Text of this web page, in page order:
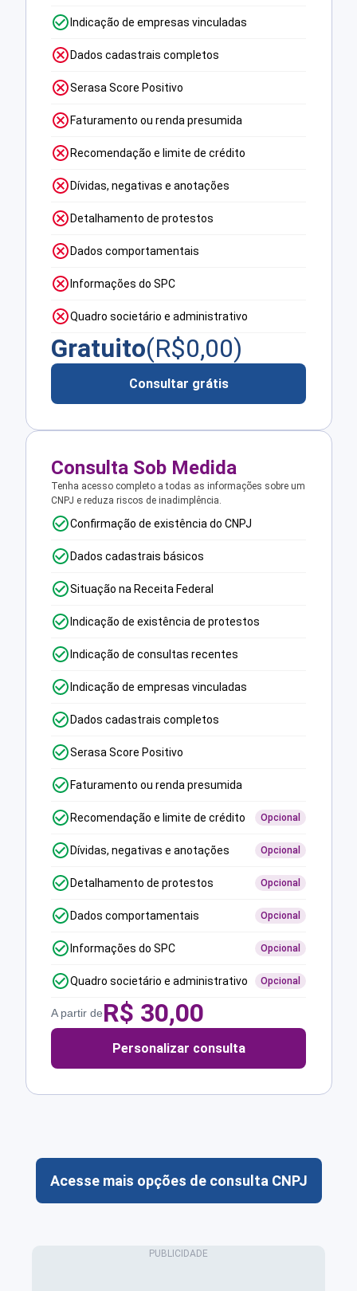
Indicação de empresas vinculadas
Dados cadastrais completos
Serasa Score Positivo
Faturamento ou renda presumida
Recomendação e limite de crédito
Dívidas, negativas e anotações
Detalhamento de protestos
Dados comportamentais
Informações do SPC
Quadro societário e administrativo
Gratuito(R$0,00)
Consultar grátis
Consulta Sob Medida
Tenha acesso completo a todas as informações sobre um
CNPJ e reduza riscos de inadimplência.
Confirmação de existência do CNPJ
Dados cadastrais básicos
Situação na Receita Federal
Indicação de existência de protestos
Indicação de consultas recentes
Indicação de empresas vinculadas
Dados cadastrais completos
Serasa Score Positivo
Faturamento ou renda presumida
Recomendação e limite de crédito Opcional
Dívidas, negativas e anotações Opcional
Detalhamento de protestos Opcional
Dados comportamentais Opcional
Informações do SPC Opcional
Quadro societário e administrativo Opcional
A partir deR$ 30,00
Personalizar consulta
Acesse mais opções de consulta CNPJ